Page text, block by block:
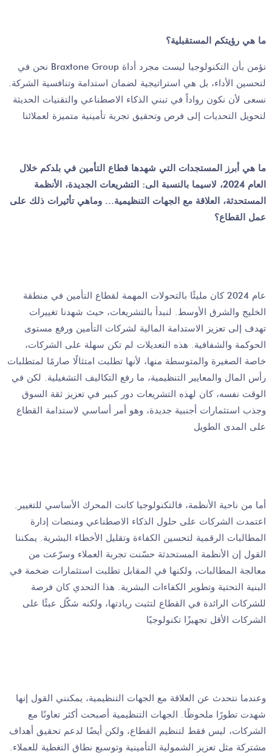
ما هي رؤيتكم المستقبلية؟
نحن في Braxtone Group نؤمن بأن التكنولوجيا ليست مجرد أداة
لتحسين الأداء، بل هي استراتيجية لضمان استدامة وتنافسية الشركة.
نسعى لأن نكون رواداً في تبني الذكاء الاصطناعي والتقنيات الحديثة
لتحويل التحديات إلى فرص وتحقيق تجربة تأمينية متميزة لعملائنا
ما هي أبرز المستجدات التي شهدها قطاع التأمين في بلدكم خلال
العام 2024، لاسيما بالنسبة الى: التشريعات الجديدة، الأنظمة
المستحدثة، العلاقة مع الجهات التنظيمية... وماهي تأثيرات ذلك على
عمل القطاع؟
عام 2024 كان مليئًا بالتحولات المهمة لقطاع التأمين في منطقة
الخليج والشرق الأوسط. لنبدأ بالتشريعات، حيث شهدنا تغييرات
تهدف إلى تعزيز الاستدامة المالية لشركات التأمين ورفع مستوى
الحوكمة والشفافية. هذه التعديلات لم تكن سهلة على الشركات،
خاصة الصغيرة والمتوسطة منها، لأنها تطلبت امتثالًا صارمًا لمتطلبات
رأس المال والمعايير التنظيمية، ما رفع التكاليف التشغيلية. لكن في
الوقت نفسه، كان لهذه التشريعات دور كبير في تعزيز ثقة السوق
وجذب استثمارات أجنبية جديدة، وهو أمر أساسي لاستدامة القطاع
على المدى الطويل
أما من ناحية الأنظمة، فالتكنولوجيا كانت المحرك الأساسي للتغيير.
اعتمدت الشركات على حلول الذكاء الاصطناعي ومنصات إدارة
المطالبات الرقمية لتحسين الكفاءة وتقليل الأخطاء البشرية. يمكننا
القول إن الأنظمة المستحدثة حسّنت تجربة العملاء وسرّعت من
معالجة المطالبات، ولكنها في المقابل تطلبت استثمارات ضخمة في
البنية التحتية وتطوير الكفاءات البشرية. هذا التحدي كان فرصة
للشركات الرائدة في القطاع لتثبت ريادتها، ولكنه شكّل عبئًا على
الشركات الأقل تجهيزًا تكنولوجيًا
وعندما نتحدث عن العلاقة مع الجهات التنظيمية، يمكنني القول إنها
شهدت تطورًا ملحوظًا. الجهات التنظيمية أصبحت أكثر تعاونًا مع
الشركات، ليس فقط لتنظيم القطاع، ولكن أيضًا لدعم تحقيق أهداف
مشتركة مثل تعزيز الشمولية التأمينية وتوسيع نطاق التغطية للعملاء.